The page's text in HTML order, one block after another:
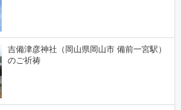
吉備津彦神社（岡山県岡山市 備前一宮駅）
のご祈祷